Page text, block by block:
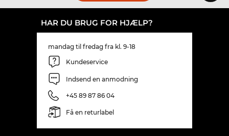
HAR DU BRUG FOR HJÆLP?
mandag til fredag fra kl. 9-18
Kundeservice
Indsend en anmodning
+45 89 87 86 04
Få en returlabel